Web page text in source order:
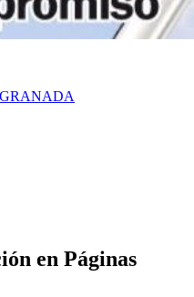
GRANADA
en Páginas